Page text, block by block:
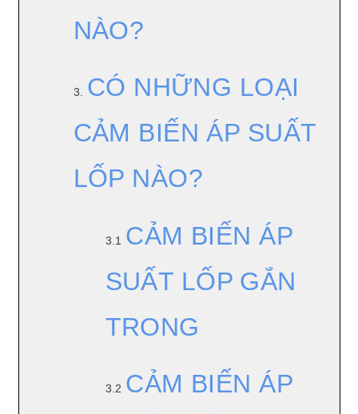
NÀO?
3. CÓ NHỮNG LOẠI
CẢM BIẾN ÁP SUẤT
LỐP NÀO?
3.1 CẢM BIẾN ÁP
SUẤT LỐP GẮN
TRONG
3.2 CẢM BIẾN ÁP